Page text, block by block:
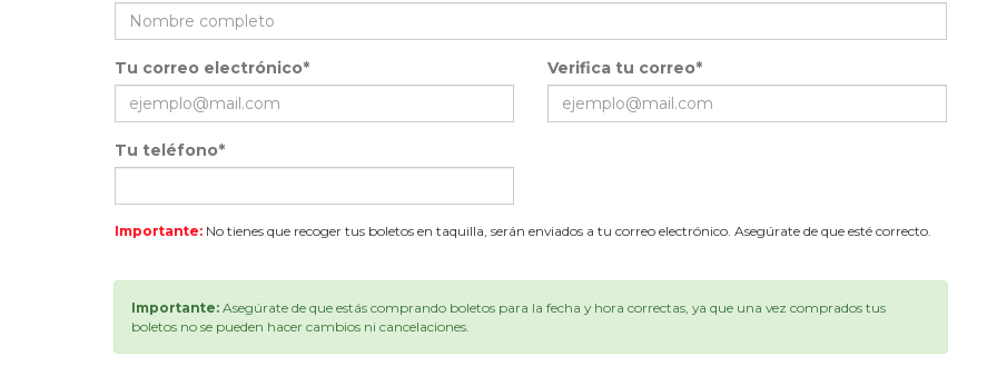
Tu correo electrónico* Verifica tu correo*
Tu teléfono*
Importante: No tienes que recoger tus boletos en taquilla, serán enviados a tu correo electrónico. Asegúrate de que esté correcto.
Importante: Asegúrate de que estás comprando boletos para la fecha y hora correctas, ya que una vez comprados tus
boletos no se pueden hacer cambios ni cancelaciones.